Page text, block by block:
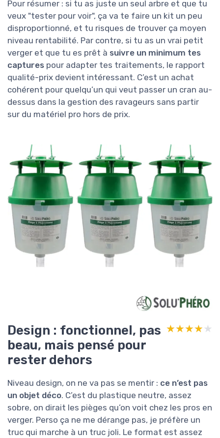
Pour résumer : si tu as juste un seul arbre et que tu
veux "tester pour voir", ça va te faire un kit un peu
disproportionné, et tu risques de trouver ça moyen
niveau rentabilité. Par contre, si tu as un vrai petit
verger et que tu es prêt à suivre un minimum tes
captures pour adapter tes traitements, le rapport
qualité-prix devient intéressant. C’est un achat
cohérent pour quelqu’un qui veut passer un cran au-
dessus dans la gestion des ravageurs sans partir
sur du matériel pro hors de prix.
Design : fonctionnel, pas
beau, mais pensé pour
rester dehors
★★★★★
★★★★★
Niveau design, on ne va pas se mentir : ce n’est pas
un objet déco. C’est du plastique neutre, assez
sobre, on dirait les pièges qu’on voit chez les pros en
verger. Perso ça ne me dérange pas, je préfère un
truc qui marche à un truc joli. Le format est assez